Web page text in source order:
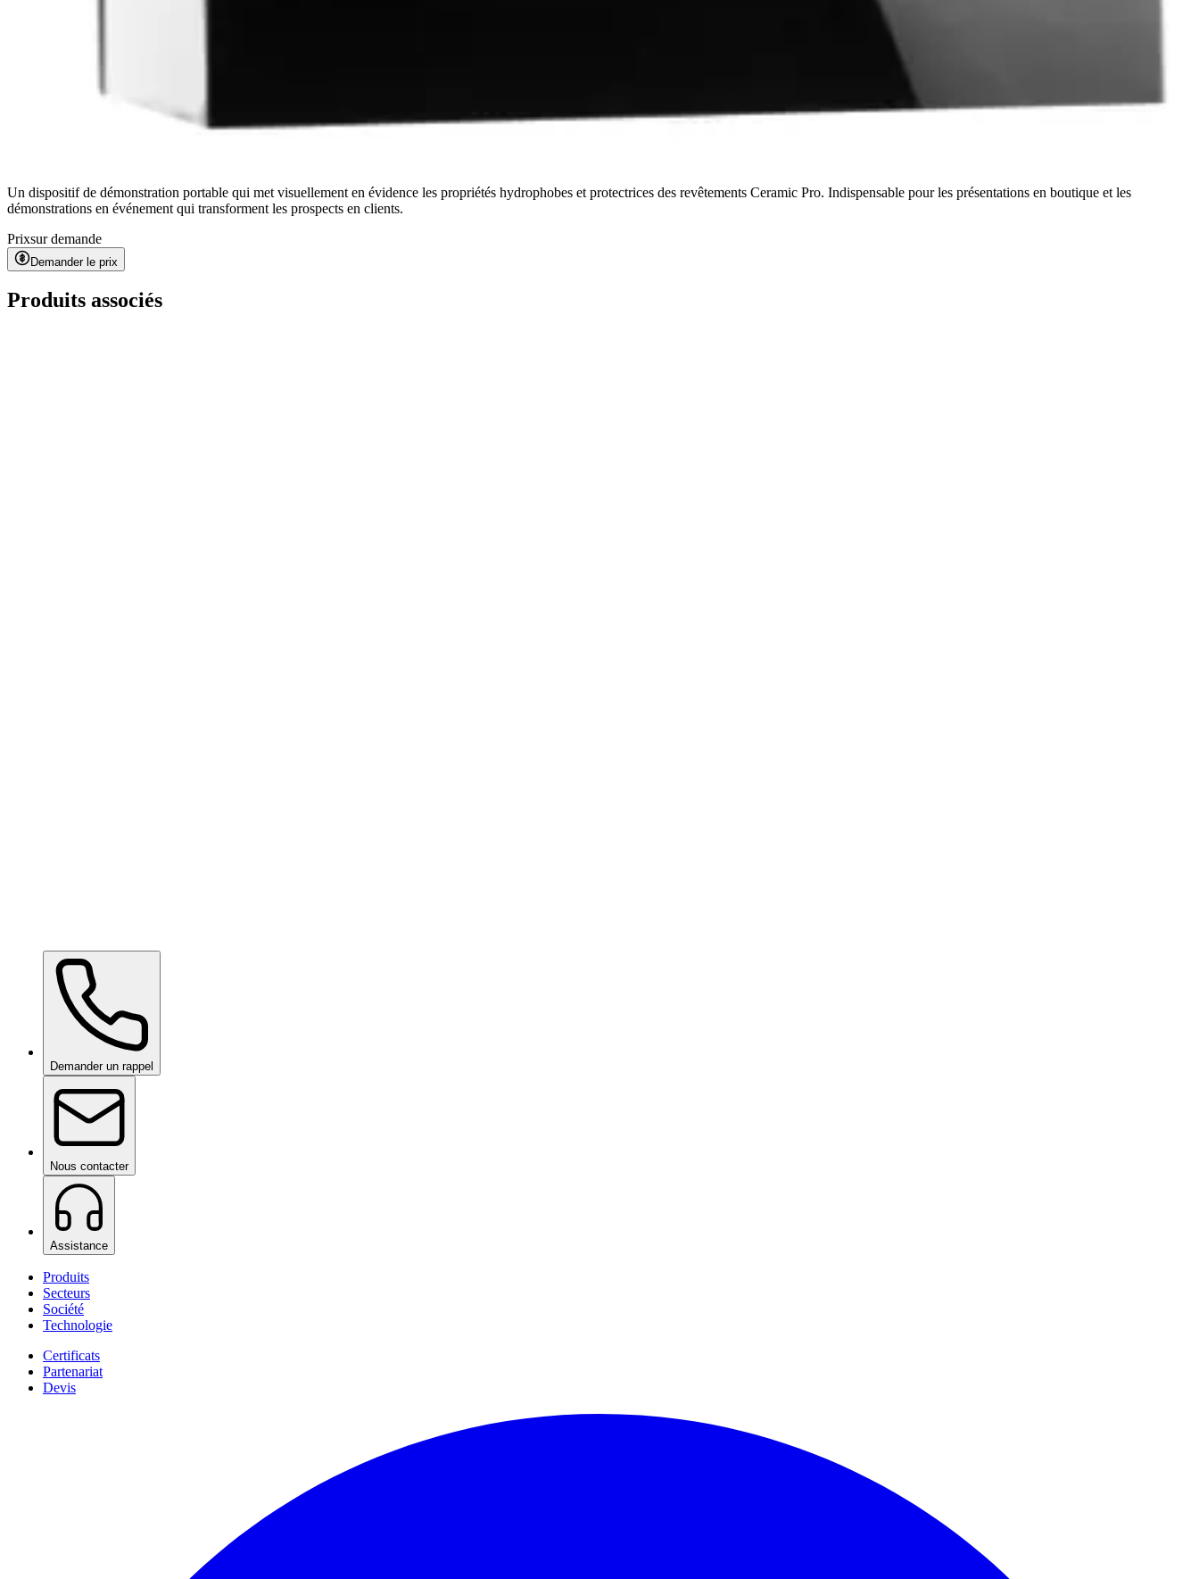
Un dispositif de démonstration portable qui met visuellement en évidence les propriétés hydrophobes et protectrices des revêtements Ceramic Pro. Indispensable pour les présentations en boutique et les
démonstrations en événement qui transforment les prospects en clients.
Prixsur demande
Demander le prix
Produits associés
Wow Boxsur demande
Demander un rappel
Nous contacter
Assistance
Produits
Secteurs
Société
Technologie
Certificats
Partenariat
Devis